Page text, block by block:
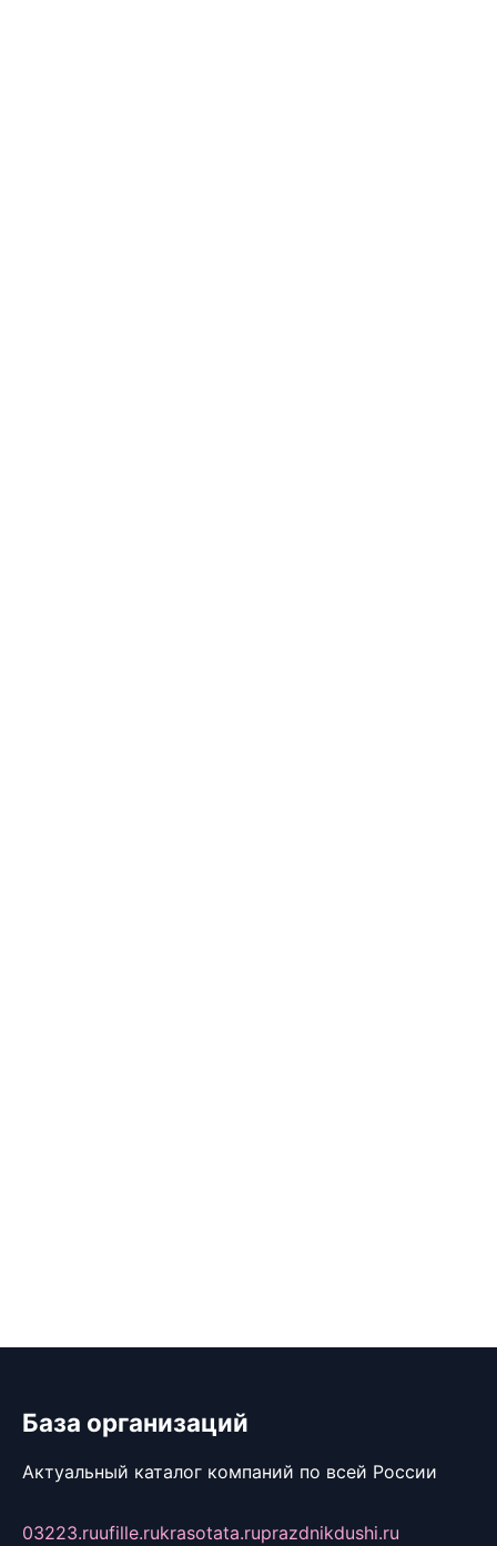
База организаций
Актуальный каталог компаний по всей России
03223.ruufille.rukrasotata.ruprazdnikdushi.ru